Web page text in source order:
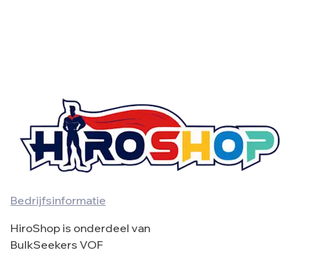
Bedrijfsinformatie
HiroShop is onderdeel van
BulkSeekers VOF